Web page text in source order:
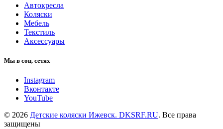
Автокресла
Коляски
Мебель
Текстиль
Аксессуары
Мы в соц. сетях
Instagram
Вконтакте
YouTube
© 2026 Детские коляски Ижевск. DKSRF.RU. Все права
защищены